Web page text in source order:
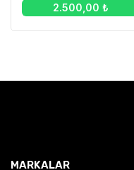
2.500,00 ₺
MARKALAR